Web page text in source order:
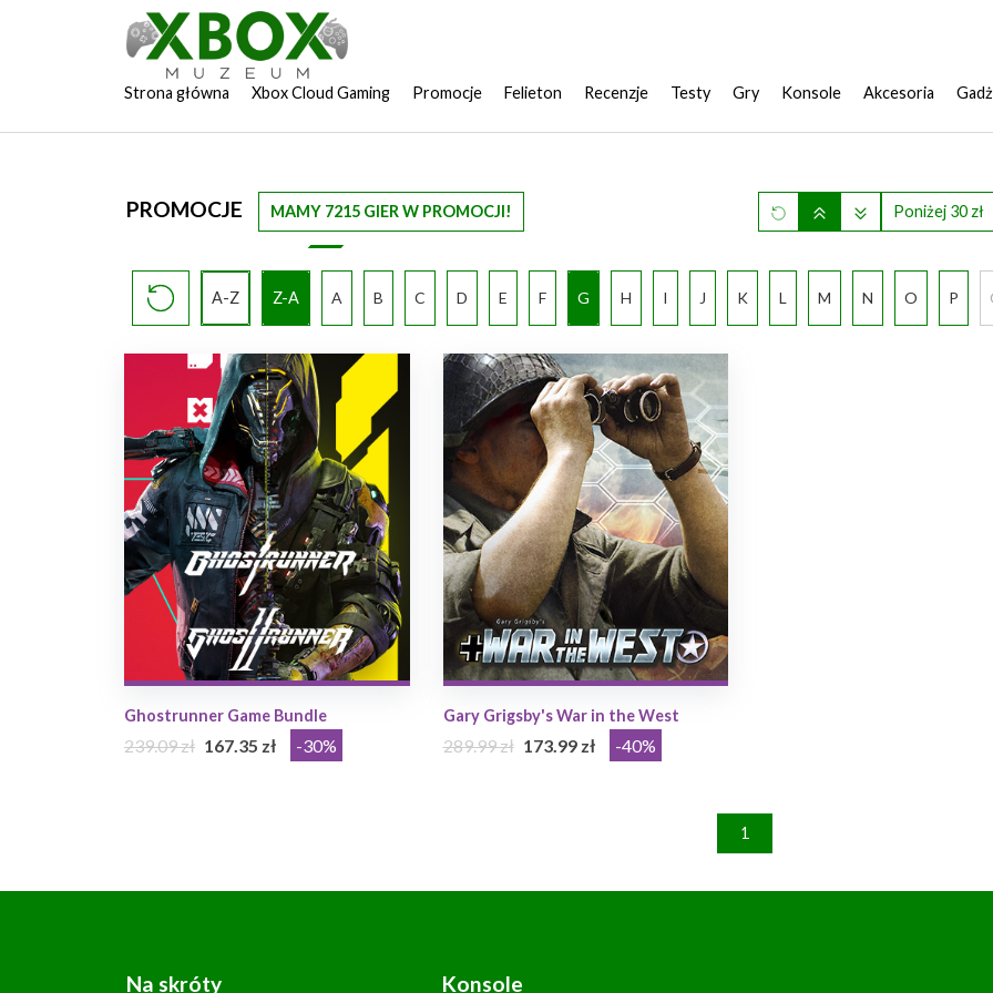
Strona główna Xbox Cloud Gaming Promocje Felieton Recenzje Testy Gry Konsole Akcesoria
PROMOCJE MAMY 7215 GIER W PROMOCJI! Poniżej 30 zł
A-Z Z-A A B C D E F G H I J K L M N O P
Ghostrunner Game Bundle
239.09 zł 167.35 zł -30%
Gary Grigsby's War in the West
289.99 zł 173.99 zł -40%
1
Na skróty Konsole